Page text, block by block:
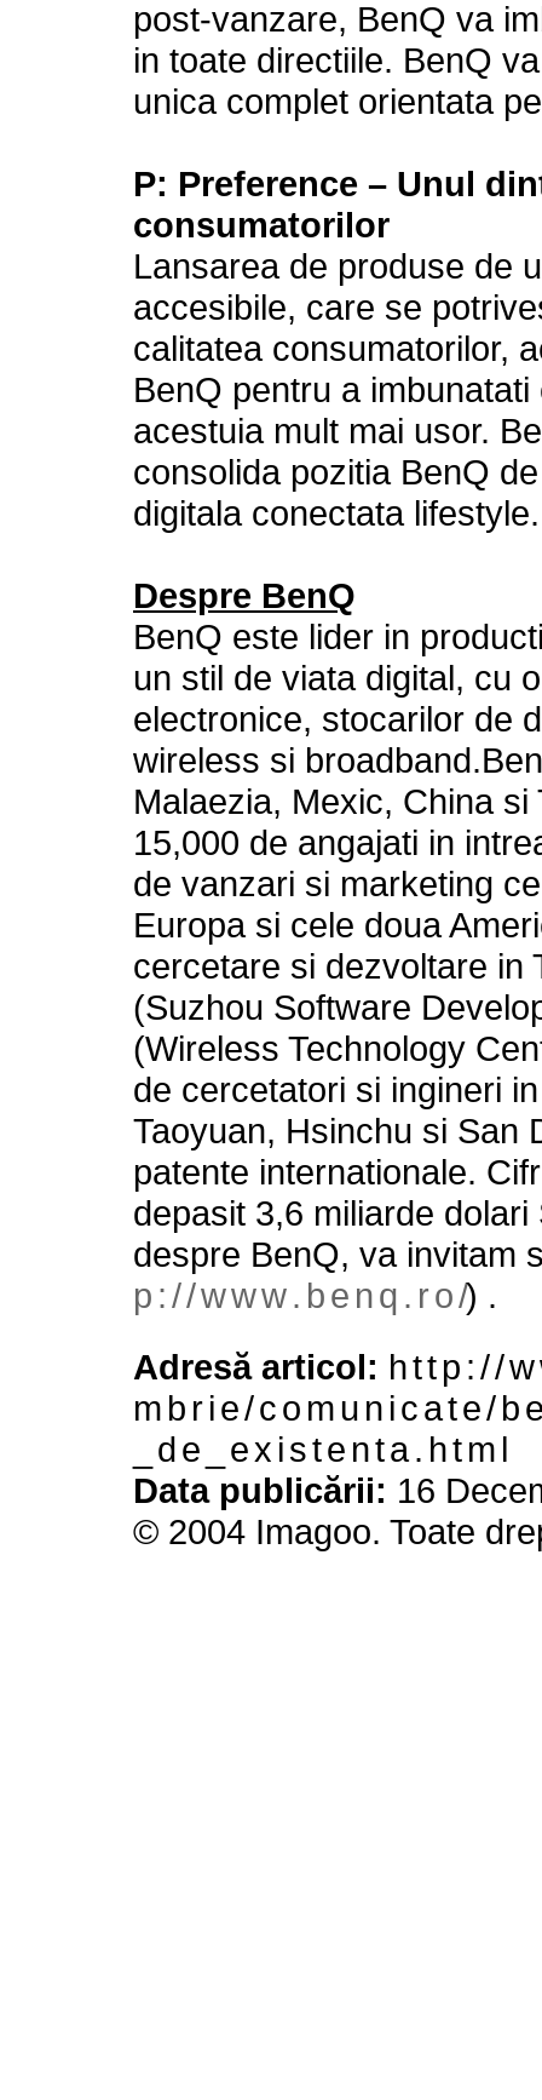
post-vanzare, BenQ va
in toate directiile. BenQ
unica complet orientata
P: Preference – Unul
consumatorilor
Lansarea de produse de
accesibile, care se
calitatea consumatorilor,
BenQ pentru a
acestuia mult mai usor.
consolida pozitia BenQ
digitala conectata lifestyle.
Despre BenQ
BenQ este lider in
un stil de viata digital, cu
electronice, stocarilor de
wireless si
Malaezia, Mexic, China
15,000 de angajati in
de vanzari si marketing
Europa si cele doua
cercetare si dezvoltare in
(Suzhou Software
(Wireless Technology
de cercetatori si ingineri
Taoyuan, Hsinchu si San
patente internationale.
depasit 3,6 miliarde
despre BenQ, va invitam
p : / / w w w . b e n q . r o /) .
Adresă articol: h t t p : / /
m b r i e / c o m u n i c a t e / b
_ d e _ e x i s t e n t a . h t m l
Data publicării: 16
© 2004 Imagoo. Toate